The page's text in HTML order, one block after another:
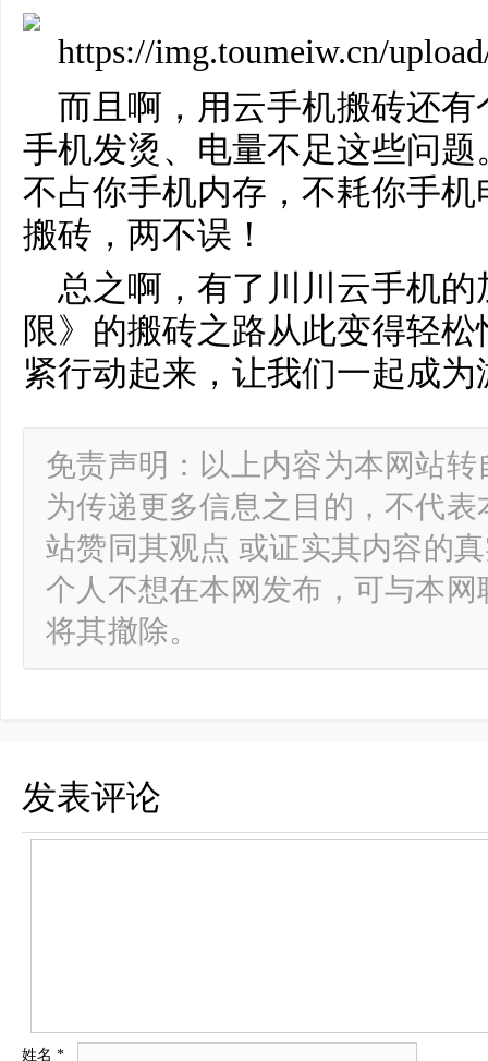
而且啊，用云手机搬砖还
手机发烫、电量不足这些问
不占你手机内存，不耗你手
搬砖，两不误！
总之啊，有了川川云手机
限》的搬砖之路从此变得轻
紧行动起来，让我们一起成
免责声明：以上内容为本网站
为传递更多信息之目的，不代
站赞同其观点 或证实其内容的
个人不想在本网发布，可与本
将其撤除。
发表评论
姓名 *